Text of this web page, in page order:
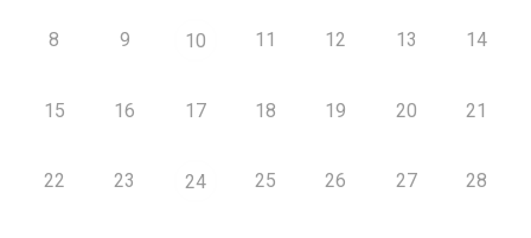
8 9 10 11 12 13 14
15 16 17 18 19 20 21
22 23 24 25 26 27 28